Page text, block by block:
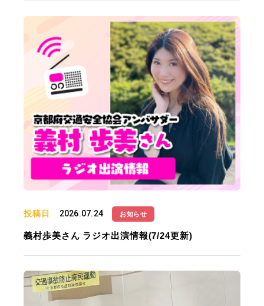
投稿日 2026.07.24 お知らせ
義村歩美さん ラジオ出演情報(7/24更新)